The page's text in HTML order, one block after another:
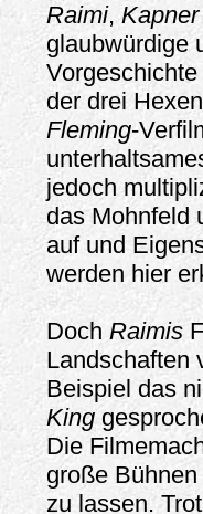
Raimi,Kapner
glaubwürdige
der drei
Fleming-
jedoch
das Mohnfeld
auf und
werden hier
Doch Raimis
Landschaften
Beispiel das
King
Die
große
zu lassen.